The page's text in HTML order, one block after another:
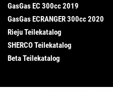
GasGas EC 300cc 2019
GasGas ECRANGER 300cc 2020
Rieju Teilekatalog
SHERCO Teilekatalog
Beta Teilekatalog